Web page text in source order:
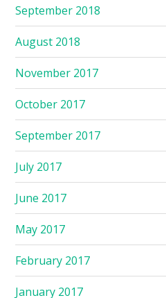
September 2018
August 2018
November 2017
October 2017
September 2017
July 2017
June 2017
May 2017
February 2017
January 2017